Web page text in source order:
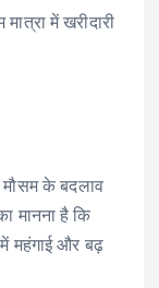
में खरीदारी
मौसम के बदलाव
मानना है कि
में महंगाई और बढ़